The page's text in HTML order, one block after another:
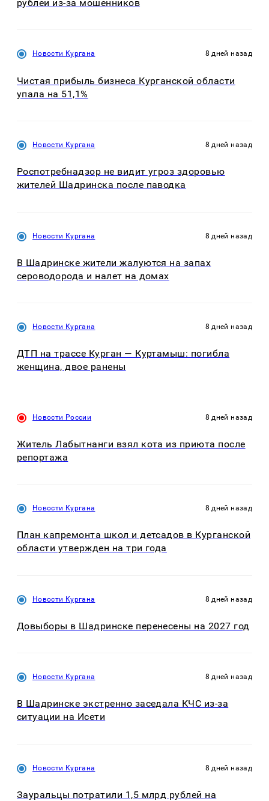
рублей из-за мошенников
Новости Кургана 8 дней назад
Чистая прибыль бизнеса Курганской области
упала на 51,1%
Новости Кургана 8 дней назад
Роспотребнадзор не видит угроз здоровью
жителей Шадринска после паводка
Новости Кургана 8 дней назад
В Шадринске жители жалуются на запах
сероводорода и налет на домах
Новости Кургана 8 дней назад
ДТП на трассе Курган — Куртамыш: погибла
женщина, двое ранены
Новости России 8 дней назад
Житель Лабытнанги взял кота из приюта после
репортажа
Новости Кургана 8 дней назад
План капремонта школ и детсадов в Курганской
области утвержден на три года
Новости Кургана 8 дней назад
Довыборы в Шадринске перенесены на 2027 год
Новости Кургана 8 дней назад
В Шадринске экстренно заседала КЧС из-за
ситуации на Исети
Новости Кургана 8 дней назад
Зауральцы потратили 1,5 млрд рублей на